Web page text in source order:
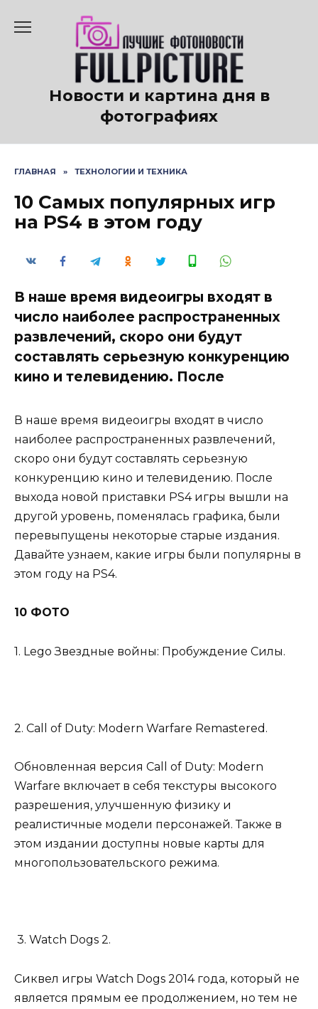
содержанию
Новости и картина дня в
фотографиях
ГЛАВНАЯ » ТЕХНОЛОГИИ И ТЕХНИКА
10 Самых популярных игр
на PS4 в этом году
В наше время видеоигры входят в
число наиболее распространенных
развлечений, скоро они будут
составлять серьезную конкуренцию
кино и телевидению. После
В наше время видеоигры входят в число
наиболее распространенных развлечений,
скоро они будут составлять серьезную
конкуренцию кино и телевидению. После
выхода новой приставки PS4 игры вышли на
другой уровень, поменялась графика, были
перевыпущены некоторые старые издания.
Давайте узнаем, какие игры были популярны в
этом году на PS4.
10 ФОТО
1. Lego Звездные войны: Пробуждение Силы.
2. Call of Duty: Modern Warfare Remastered.
Обновленная версия Call of Duty: Modern
Warfare включает в себя текстуры высокого
разрешения, улучшенную физику и
реалистичные модели персонажей. Также в
этом издании доступны новые карты для
многопользовательского режима.
3. Watch Dogs 2.
Сиквел игры Watch Dogs 2014 года, который не
является прямым ее продолжением, но тем не